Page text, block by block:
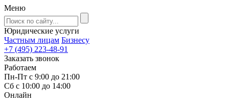
Меню
Юридические услуги
Частным лицам Бизнесу
+7 (495) 223-48-91
Заказать звонок
Работаем
Пн-Пт с 9:00 до 21:00
Сб с 10:00 до 14:00
Онлайн